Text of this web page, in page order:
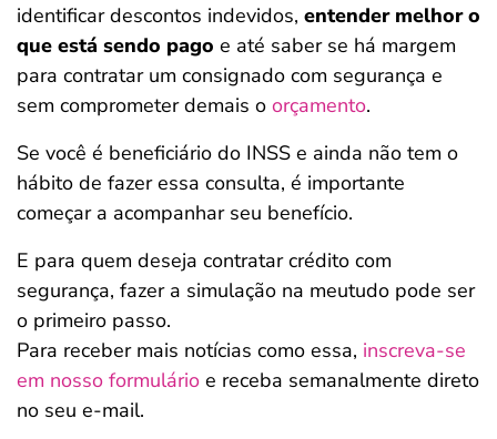
identificar descontos indevidos, entender melhor o
que está sendo pago e até saber se há margem
para contratar um consignado com segurança e
sem comprometer demais o orçamento.
Se você é beneficiário do INSS e ainda não tem o
hábito de fazer essa consulta, é importante
começar a acompanhar seu benefício.
E para quem deseja contratar crédito com
segurança, fazer a simulação na meutudo pode ser
o primeiro passo.
Para receber mais notícias como essa, inscreva-se
em nosso formulário e receba semanalmente direto
no seu e-mail.